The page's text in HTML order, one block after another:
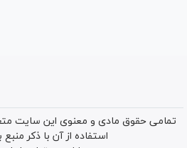
تمامی حقوق مادی و معنوی این سایت
استفاده از آن با ذکر